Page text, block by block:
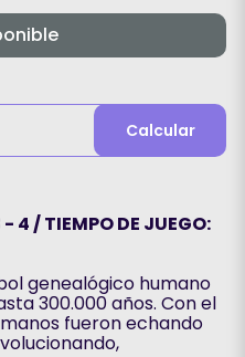
Calcular
4 / TIEMPO DE JUEGO:
genealógico humano
300.000 años. Con el
fueron echando